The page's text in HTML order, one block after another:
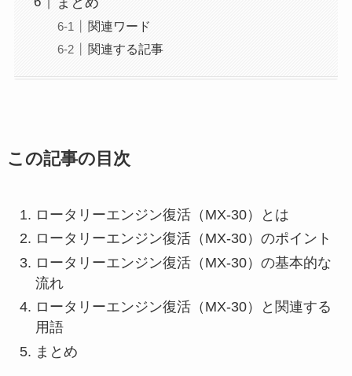
関連ワード
関連する記事
この記事の目次
ロータリーエンジン復活（MX-30）とは
ロータリーエンジン復活（MX-30）のポイント
ロータリーエンジン復活（MX-30）の基本的な
流れ
ロータリーエンジン復活（MX-30）と関連する
用語
まとめ